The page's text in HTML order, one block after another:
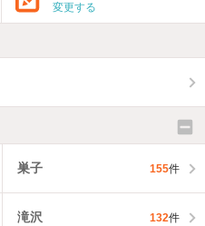
変更する
巣子 155件
滝沢 132件